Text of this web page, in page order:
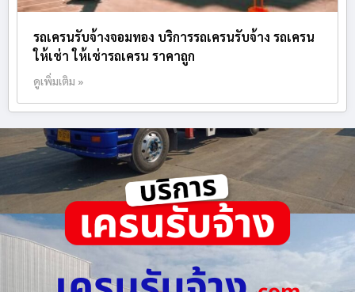
รถเครนรับจ้างจอมทอง บริการรถเครนรับจ้าง รถเครน
ให้เช่า ให้เช่ารถเครน ราคาถูก
ดูเพิ่มเติม »